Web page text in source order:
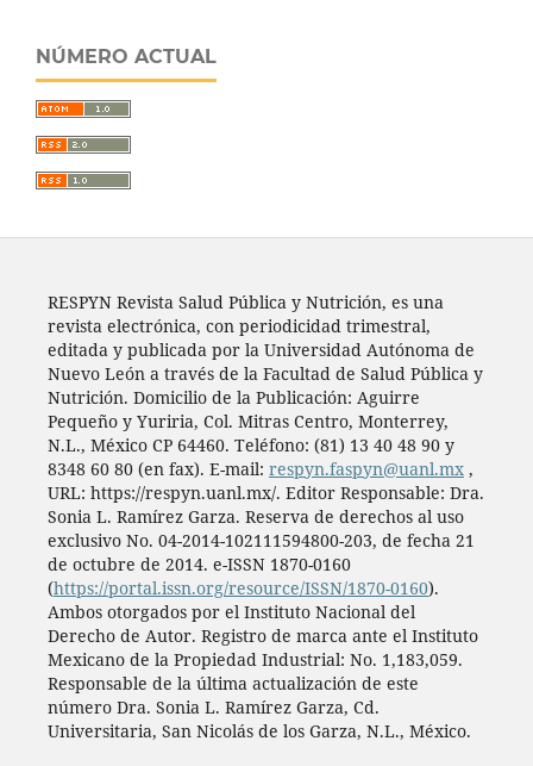
NÚMERO ACTUAL
RESPYN Revista Salud Pública y Nutrición, es una
revista electrónica, con periodicidad trimestral,
editada y publicada por la Universidad Autónoma de
Nuevo León a través de la Facultad de Salud Pública y
Nutrición. Domicilio de la Publicación: Aguirre
Pequeño y Yuriria, Col. Mitras Centro, Monterrey,
N.L., México CP 64460. Teléfono: (81) 13 40 48 90 y
8348 60 80 (en fax). E-mail: respyn.faspyn@uanl.mx,
URL: https://respyn.uanl.mx/. Editor Responsable: Dra.
Sonia L. Ramírez Garza. Reserva de derechos al uso
exclusivo No. 04-2014-102111594800-203, de fecha 21
de octubre de 2014. e-ISSN 1870-0160
(https://portal.issn.org/resource/ISSN/1870-0160).
Ambos otorgados por el Instituto Nacional del
Derecho de Autor. Registro de marca ante el Instituto
Mexicano de la Propiedad Industrial: No. 1,183,059.
Responsable de la última actualización de este
número Dra. Sonia L. Ramírez Garza, Cd.
Universitaria, San Nicolás de los Garza, N.L., México.